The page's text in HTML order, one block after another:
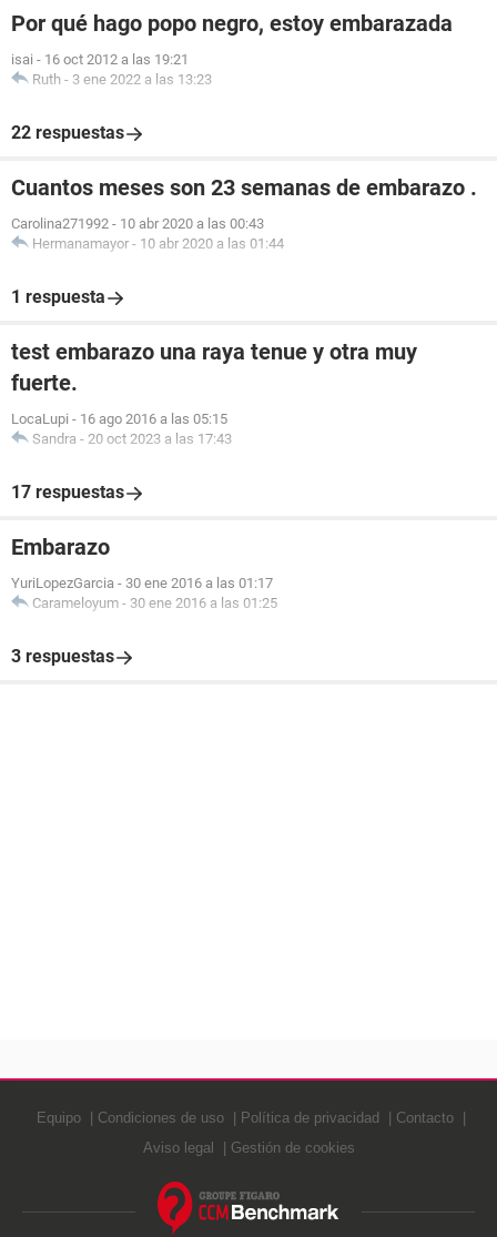
Por qué hago popo negro, estoy embarazada
isai - 16 oct 2012 a las 19:21
Ruth - 3 ene 2022 a las 13:23
22 respuestas
Cuantos meses son 23 semanas de embarazo .
Carolina271992 - 10 abr 2020 a las 00:43
Hermanamayor - 10 abr 2020 a las 01:44
1 respuesta
test embarazo una raya tenue y otra muy
fuerte.
LocaLupi - 16 ago 2016 a las 05:15
Sandra - 20 oct 2023 a las 17:43
17 respuestas
Embarazo
YuriLopezGarcia - 30 ene 2016 a las 01:17
Carameloyum - 30 ene 2016 a las 01:25
3 respuestas
Equipo Condiciones de uso Política de privacidad
Contacto
Aviso legal
Gestión de cookies